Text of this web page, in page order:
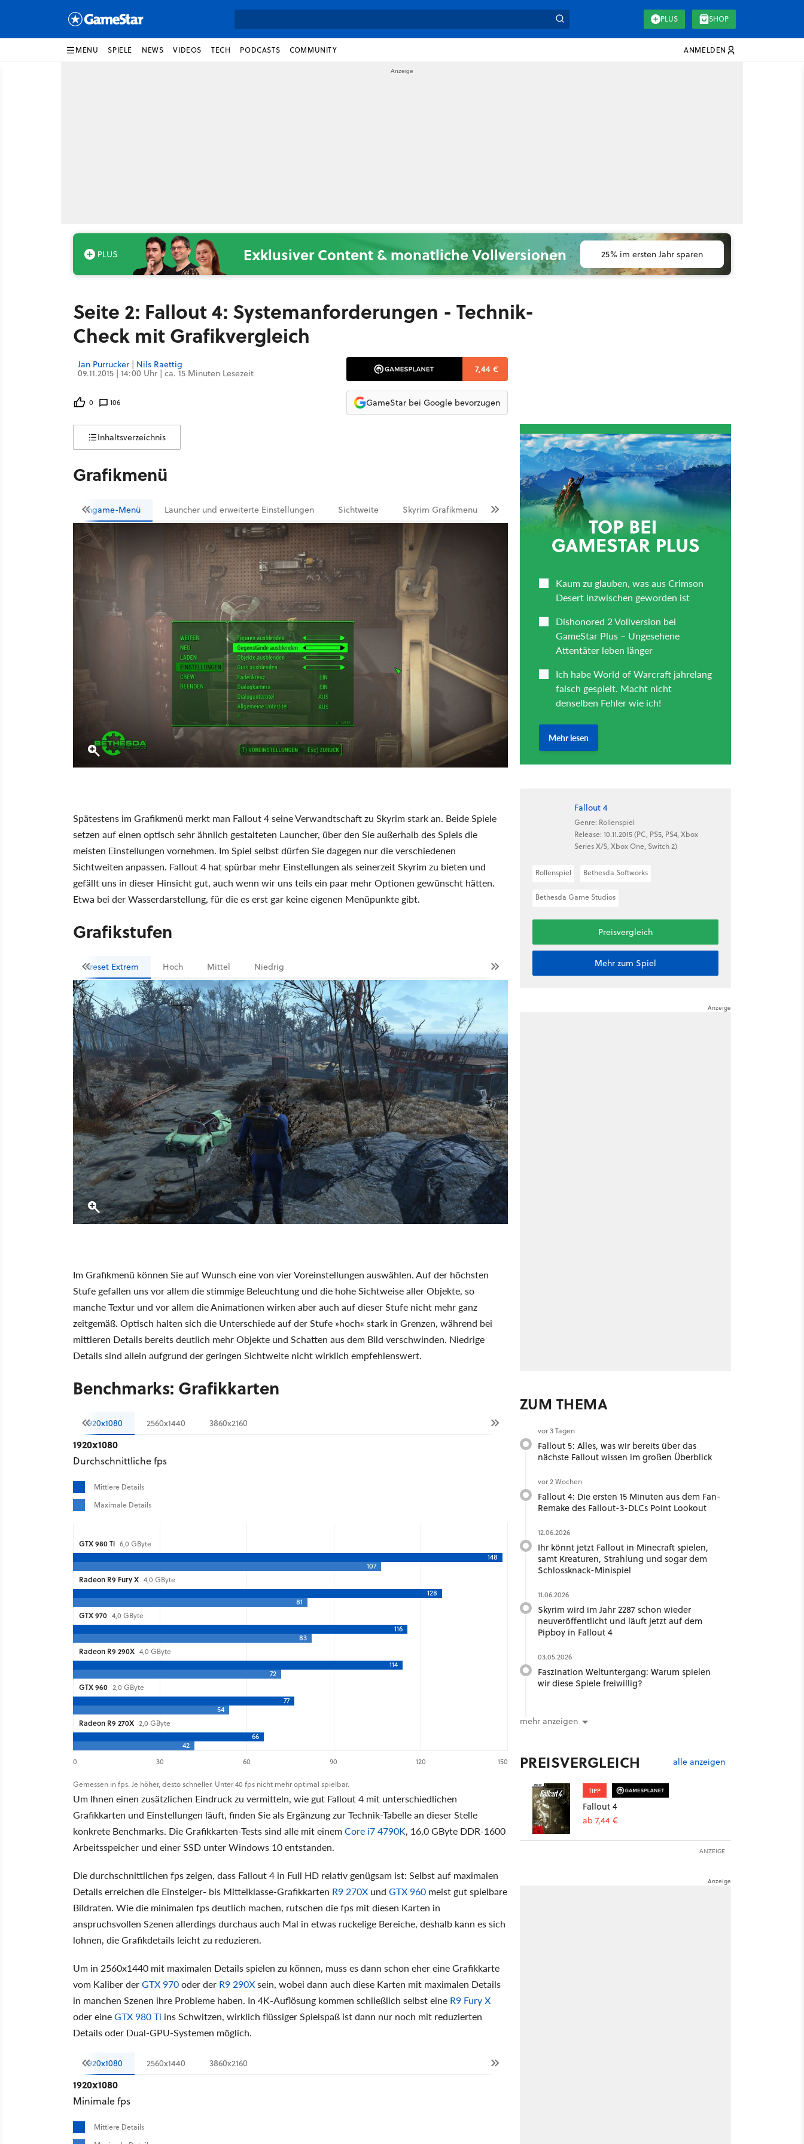
PLUS SHOP
MENU SPIELE NEWS VIDEOS TECH PODCASTS COMMUNITY ANMELDEN
Exklusiver Content & monatliche Vollversionen 25% im ersten Jahr sparen
Seite 2: Fallout 4: Systemanforderungen - Technik-
Check mit Grafikvergleich
Jan Purrucker | Nils Raettig
09.11.2015 | 14:00 Uhr | ca. 15 Minuten Lesezeit
0 106
7,44 €
GameStar bei Google bevorzugen
Inhaltsverzeichnis
Grafikmenü
Ingame-Menü Launcher und erweiterte Einstellungen Sichtweite Skyrim Grafikmenu
Spätestens im Grafikmenü merkt man Fallout 4 seine Verwandtschaft zu Skyrim stark an. Beide Spiele
setzen auf einen optisch sehr ähnlich gestalteten Launcher, über den Sie außerhalb des Spiels die
meisten Einstellungen vornehmen. Im Spiel selbst dürfen Sie dagegen nur die verschiedenen
Sichtweiten anpassen. Fallout 4 hat spürbar mehr Einstellungen als seinerzeit Skyrim zu bieten und
gefällt uns in dieser Hinsicht gut, auch wenn wir uns teils ein paar mehr Optionen gewünscht hätten.
Etwa bei der Wasserdarstellung, für die es erst gar keine eigenen Menüpunkte gibt.
Grafikstufen
Preset Extrem Hoch Mittel Niedrig
Im Grafikmenü können Sie auf Wunsch eine von vier Voreinstellungen auswählen. Auf der höchsten
Stufe gefallen uns vor allem die stimmige Beleuchtung und die hohe Sichtweise aller Objekte, so
manche Textur und vor allem die Animationen wirken aber auch auf dieser Stufe nicht mehr ganz
zeitgemäß. Optisch halten sich die Unterschiede auf der Stufe »hoch« stark in Grenzen, während bei
mittleren Details bereits deutlich mehr Objekte und Schatten aus dem Bild verschwinden. Niedrige
Details sind allein aufgrund der geringen Sichtweite nicht wirklich empfehlenswert.
Benchmarks: Grafikkarten
1920x1080 2560x1440 3860x2160
1920x1080
Durchschnittliche fps
Mittlere Details
Maximale Details
GTX 980 Ti 6,0 GByte
148
107
Radeon R9 Fury X 4,0 GByte
128
81
GTX 970 4,0 GByte
116
83
Radeon R9 290X 4,0 GByte
114
72
GTX 960 2,0 GByte
77
54
Radeon R9 270X 2,0 GByte
66
42
0
30 60 90 120 150
Gemessen in fps. Je höher, desto schneller. Unter 40 fps nicht mehr optimal spielbar.
Um Ihnen einen zusätzlichen Eindruck zu vermitteln, wie gut Fallout 4 mit unterschiedlichen
Grafikkarten und Einstellungen läuft, finden Sie als Ergänzung zur Technik-Tabelle an dieser Stelle
konkrete Benchmarks. Die Grafikkarten-Tests sind alle mit einemCore i7 4790K, 16,0 GByte DDR-1600
Arbeitsspeicher und einer SSD unter Windows 10 entstanden.
Die durchschnittlichen fps zeigen, dass Fallout 4 in Full HD relativ genügsam ist: Selbst auf maximalen
Details erreichen die Einsteiger- bis Mittelklasse-Grafikkarten R9 270X und GTX 960 meist gut spielbare
Bildraten. Wie die minimalen fps deutlich machen, rutschen die fps mit diesen Karten in
anspruchsvollen Szenen allerdings durchaus auch Mal in etwas ruckelige Bereiche, deshalb kann es sich
lohnen, die Grafikdetails leicht zu reduzieren.
Um in 2560x1440 mit maximalen Details spielen zu können, muss es dann schon eher eine Grafikkarte
vom Kaliber derGTX 970oder der R9 290Xsein, wobei dann auch diese Karten mit maximalen Details
in manchen Szenen ihre Probleme haben. In 4K-Auflösung kommen schließlich selbst eine R9 Fury X
oder eineGTX 980 Ti ins Schwitzen, wirklich flüssiger Spielspaß ist dann nur noch mit reduzierten
Details oder Dual-GPU-Systemen möglich.
1920x1080 2560x1440 3860x2160
1920x1080
Minimale fps
Mittlere Details
Fallout 4
Genre: Rollenspiel
Release: 10.11.2015 (PC, PS5, PS4, Xbox
Series X/S, Xbox One, Switch 2)
Rollenspiel Bethesda Softworks
Bethesda Game Studios
Preisvergleich
Mehr zum Spiel
ZUM THEMA
vor 3 Tagen
Fallout 5: Alles, was wir bereits über das
nächste Fallout wissen im großen Überblick
vor 2 Wochen
Fallout 4: Die ersten 15 Minuten aus dem Fan-
Remake des Fallout-3-DLCs Point Lookout
12.06.2026
Ihr könnt jetzt Fallout in Minecraft spielen,
samt Kreaturen, Strahlung und sogar dem
Schlossknack-Minispiel
11.06.2026
Skyrim wird im Jahr 2287 schon wieder
neuveröffentlicht und läuft jetzt auf dem
Pipboy in Fallout 4
03.05.2026
Faszination Weltuntergang: Warum spielen
wir diese Spiele freiwillig?
mehr anzeigen
PREISVERGLEICH alle anzeigen
TIPP
Fallout 4
ab 7,44 €
ANZEIGE